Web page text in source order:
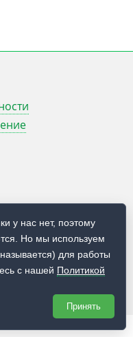
Advanced Training
у нас нет, поэтому
Но мы используем
для работы
с нашей Политикой
Принять